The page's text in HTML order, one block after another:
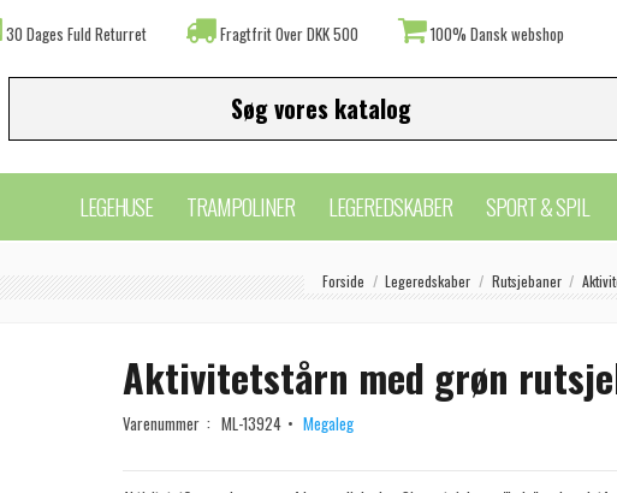
30 Dages Fuld Returret Fragtfrit Over DKK 500
100% Dansk webshop
LEGEHUSE TRAMPOLINER LEGEREDSKABER SPORT & SPIL
Forside Legeredskaber Rutsjebaner
Aktivitetstårn med grøn
Varenummer : ML-13924 Megaleg